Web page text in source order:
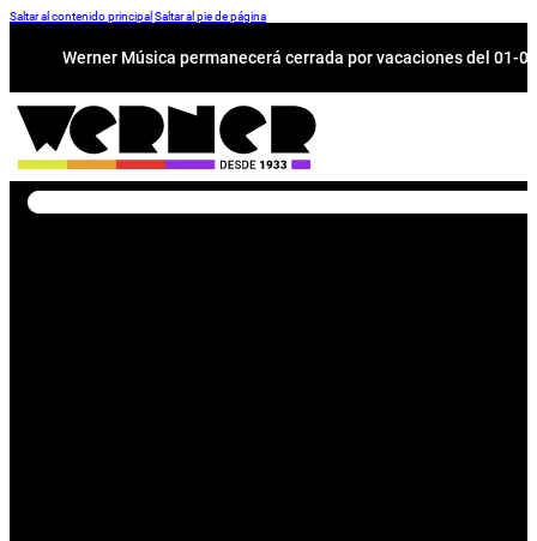
Saltar al contenido principal Saltar al pie de página
Werner Música permanecerá cerrada por vacaciones del 01-
Buscar